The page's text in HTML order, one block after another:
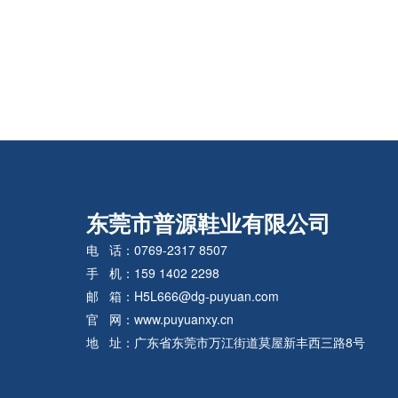
东莞市普源鞋业有限公司
电 话：0769-2317 8507
手 机：159 1402 2298
邮 箱：H5L666@dg-puyuan.com
官 网：www.puyuanxy.cn
地 址：广东省东莞市万江街道莫屋新丰西三路8号